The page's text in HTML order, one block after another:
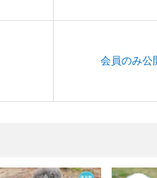
会員のみ公